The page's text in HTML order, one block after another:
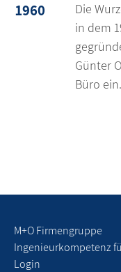
1960
Die
in dem
Günter
Büro ein.
M+O Firmengruppe
Ingenieurkompetenz
Login